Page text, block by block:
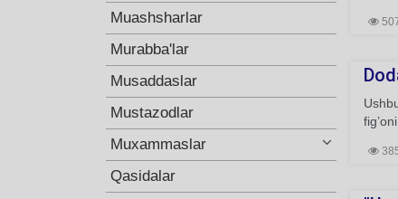
Muashsharlar
Murabba'lar
Musaddaslar
Mustazodlar
Muxammaslar
Qasidalar